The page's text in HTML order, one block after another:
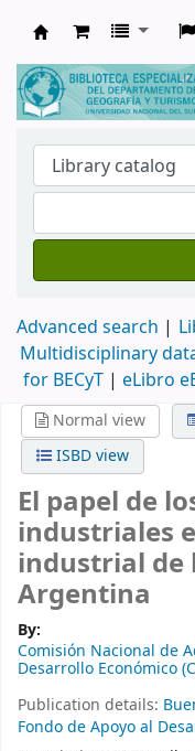
Biblioteca de
Advanced search
Multidisciplinary
for BECyT | eLibro
Normal view
ISBD view
El papel de
industriales
industrial de
Argentina
By:
Comisión Nacional de
Desarrollo Económico
Publication details:
Fondo de Apoyo al